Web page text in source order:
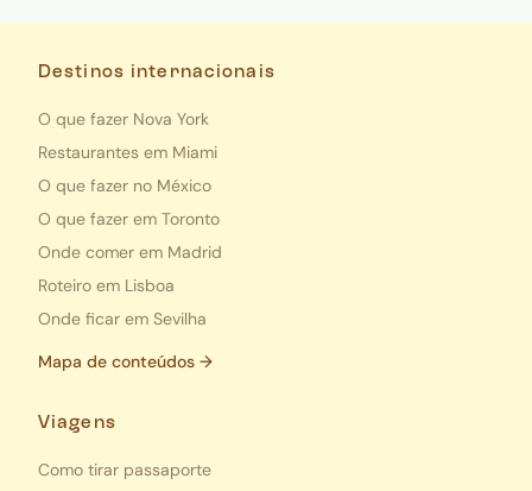
Destinos internacionais
O que fazer Nova York
Restaurantes em Miami
O que fazer no México
O que fazer em Toronto
Onde comer em Madrid
Roteiro em Lisboa
Onde ficar em Sevilha
Mapa de conteúdos →
Viagens
Como tirar passaporte